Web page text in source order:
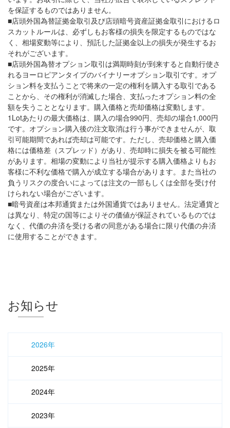
を保証するものではありません。
■店頭外国為替証拠金取引及び店頭暗号資産証拠金取引におけるロ
スカットルールは、必ずしもお客様の損失を限定するものではな
く、相場変動等により、預託した証拠金以上の損失が発生するお
それがございます。
■店頭外国為替オプション取引は満期時刻が到来すると自動行使さ
れるヨーロピアンタイプのバイナリーオプション取引です。オプ
ション料を支払うことで将来の一定の権利を購入する取引である
ことから、その権利が消滅した場合、支払ったオプション料の全
額を失うこととなります。購入価格と売却価格は変動します。
1Lotあたりの最大価格は、購入の場合990円、売却の場合1,000円
です。オプション購入後の注文取消は行う事ができませんが、取
引可能期間であれば売却は可能です。ただし、売却価格と購入価
格には価格差（スプレッド）があり、売却時に損失を被る可能性
があります。相場の変動により当社が提示する購入価格よりもお
客様に不利な価格で購入が成立する場合があります。また当社の
負うリスクの度合いによっては注文の一部もしくは全部を受け付
けられない場合がございます。
■暗号資産は本邦通貨または外国通貨ではありません。法定通貨と
は異なり、特定の国等によりその価値が保証されているものでは
なく、代価の弁済を受ける者の同意がある場合に限り代価の弁済
に使用することができます。
お知らせ
2026年
2025年
2024年
2023年